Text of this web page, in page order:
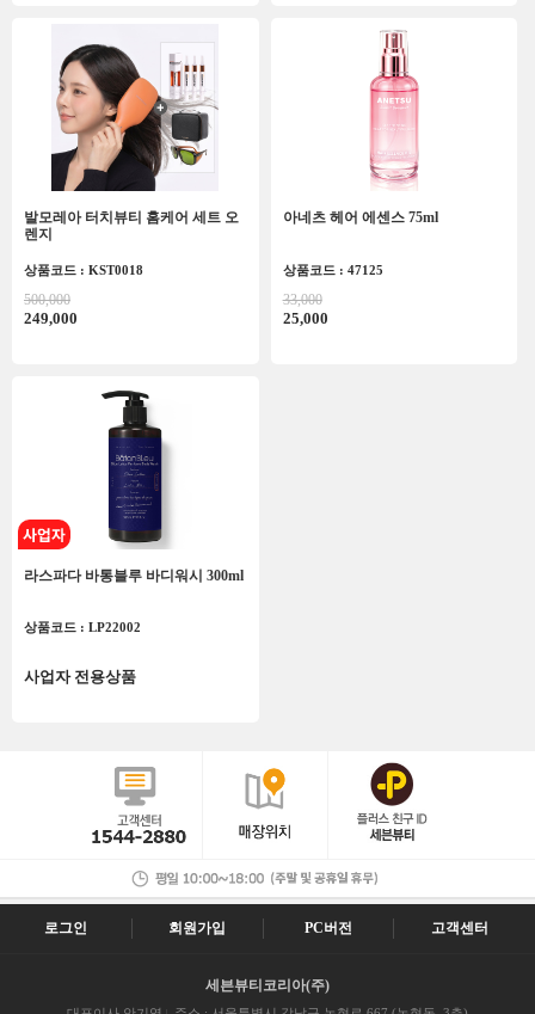
발모레아 터치뷰티 홈케어 세트 오
렌지
상품코드 : KST0018
500,000
249,000
아네츠 헤어 에센스 75ml
상품코드 : 47125
33,000
25,000
라스파다 바통블루 바디워시 300ml
상품코드 : LP22002
사업자 전용상품
로그인 회원가입 PC버전 고객센터
세븐뷰티코리아(주)